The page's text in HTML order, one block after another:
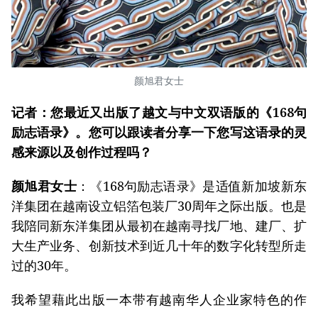
颜旭君女士
记者：您最近又出版了越文与中文双语版的《168句
励志语录》。您可以跟读者分享一下您写这语录的灵
感来源以及创作过程吗？
颜旭君女士：《168句励志语录》是适值新加坡新东
洋集团在越南设立铝箔包装厂30周年之际出版。也是
我陪同新东洋集团从最初在越南寻找厂地、建厂、扩
大生产业务、创新技术到近几十年的数字化转型所走
过的30年。
我希望藉此出版一本带有越南华人企业家特色的作